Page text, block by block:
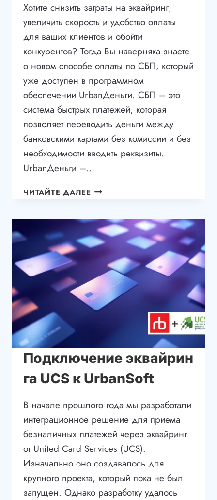
Хотите снизить затраты на эквайринг,
увеличить скорость и удобство оплаты
для ваших клиентов и обойти
конкурентов? Тогда Вы наверняка знаете
о новом способе оплаты по СБП, который
уже доступен в программном
обеспечении UrbanДеньги. СБП – это
система быстрых платежей, которая
позволяет переводить деньги между
банковскими картами без комиссии и без
необходимости вводить реквизиты.
UrbanДеньги –…
ЧИТАЙТЕ ДАЛЕЕОПЛАТА
БЫСТРЕЕ
И
УДОБНЕЕ
СБП
Подключение эквайрин
га UCS к UrbanSoft
В начале прошлого года мы разработали
интеграционное решение для приема
безналичных платежей через эквайринг
от United Card Services (UCS).
Изначально оно создавалось для
крупного проекта, который пока не был
запущен. Однако разработку удалось